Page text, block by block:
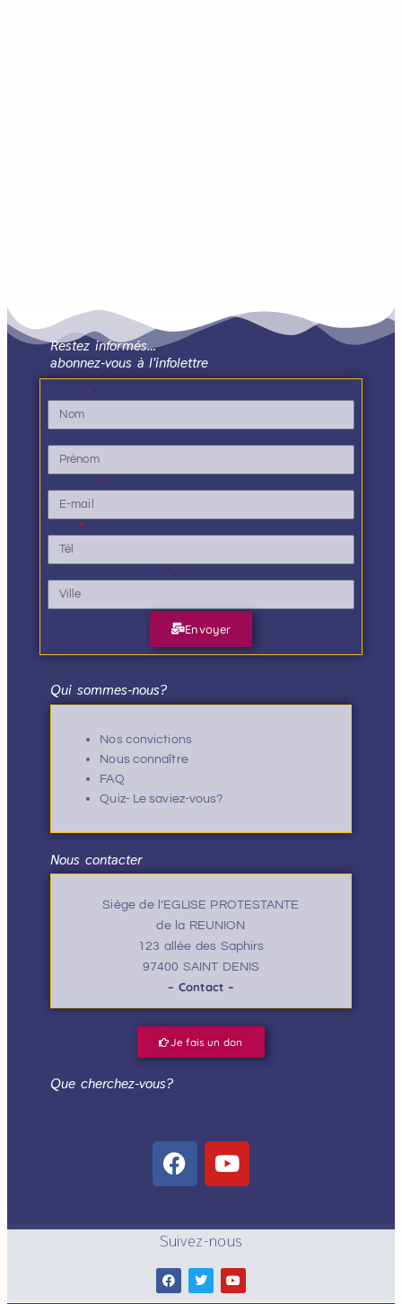
Restez informés…
abonnez-vous à l'infolettre
Envoyer
Qui sommes-nous?
Nos convictions
Nous connaître
FAQ
Quiz- Le saviez-vous?
Nous contacter
Siège de l’EGLISE PROTESTANTE
de la REUNION
123 allée des Saphirs
97400 SAINT DENIS
– Contact –
Je fais un don
Que cherchez-vous?
Suivez-nous